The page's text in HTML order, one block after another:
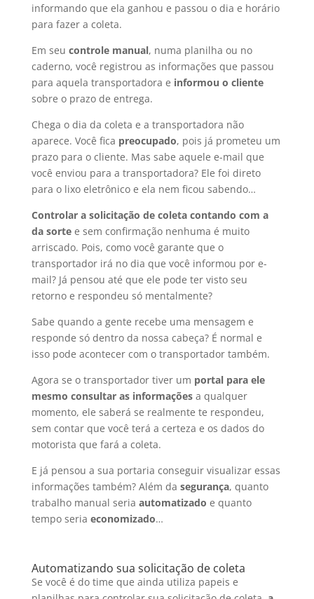
informando que ela ganhou e passou o dia e horário
para fazer a coleta.
Em seu controle manual, numa planilha ou no
caderno, você registrou as informações que passou
para aquela transportadora e informou o cliente
sobre o prazo de entrega.
Chega o dia da coleta e a transportadora não
aparece. Você fica preocupado, pois já prometeu um
prazo para o cliente. Mas sabe aquele e-mail que
você enviou para a transportadora? Ele foi direto
para o lixo eletrônico e ela nem ficou sabendo…
Controlar a solicitação de coleta contando com a
da sortee sem confirmação nenhuma é muito
arriscado. Pois, como você garante que o
transportador irá no dia que você informou por e-
mail? Já pensou até que ele pode ter visto seu
retorno e respondeu só mentalmente?
Sabe quando a gente recebe uma mensagem e
responde só dentro da nossa cabeça? É normal e
isso pode acontecer com o transportador também.
Agora se o transportador tiver um portal para ele
mesmo consultar as informaçõesa qualquer
momento, ele saberá se realmente te respondeu,
sem contar que você terá a certeza e os dados do
motorista que fará a coleta.
E já pensou a sua portaria conseguir visualizar essas
informações também? Além da segurança, quanto
trabalho manual seria automatizado e quanto
tempo seria economizado…
Automatizando sua solicitação de coleta
Se você é do time que ainda utiliza papeis e